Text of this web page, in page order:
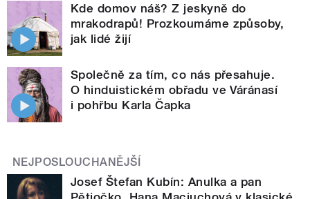
Kde domov náš? Z jeskyně do
mrakodrapů! Prozkoumáme způsoby,
jak lidé žijí
Společně za tím, co nás přesahuje.
O hinduistickém obřadu ve Váránasí
i pohřbu Karla Čapka
NEJPOSLOUCHANĚJŠÍ
Josef Štefan Kubín: Anulka a pan